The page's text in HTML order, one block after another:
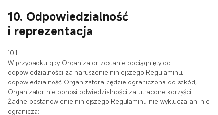
10. Odpowiedzialność
i reprezentacja
10.1.
W przypadku gdy Organizator zostanie pociągnięty do
odpowiedzialności za naruszenie niniejszego Regulaminu,
odpowiedzialność Organizatora będzie ograniczona do szkód,
Organizator nie ponosi odwiedzialności za utracone korzyści.
Żadne postanowienie niniejszego Regulaminu nie wyklucza ani nie
ogranicza: